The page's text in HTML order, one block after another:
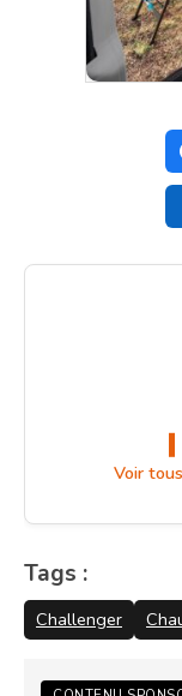
Voir
Tags :
Challenger